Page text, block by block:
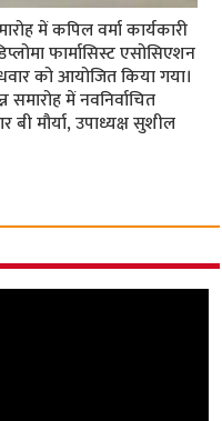
में कपिल वर्मा कार्यकारी
फार्मासिस्ट एसोसिएशन
को आयोजित किया गया।
में नवनिर्वाचित
मौर्या, उपाध्यक्ष सुशील